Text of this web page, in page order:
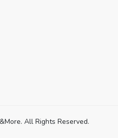
All Rights Reserved.